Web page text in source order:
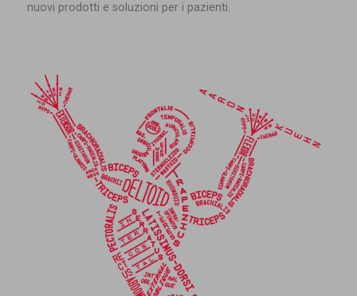
nuovi prodotti e soluzioni per i pazienti.